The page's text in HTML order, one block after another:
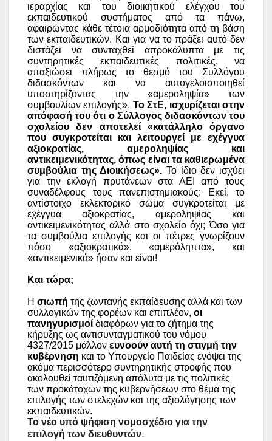
ιεραρχίας και του διοικητικού ελέγχου του
εκπαιδευτικού συστήματος από τα πάνω,
αφαιρώντας κάθε τέτοια αρμοδιότητα από τη βάση
των εκπαιδευτικών. Και για να το πράξει αυτό δεν
διστάζει να συνταχθεί απροκάλυπτα με τις
συντηρητικές εκπαιδευτικές πολιτικές, να
απαξιώσει πλήρως το θεσμό του Συλλόγου
διδασκόντων και να αυτογελοιοποιηθεί
υποστηρίζοντας την «αμεροληψία» των
συμβουλίων επιλογής». Το ΣτΕ, ισχυρίζεται στην
απόφασή του ότι ο Σύλλογος διδασκόντων του
σχολείου δεν αποτελεί «κατάλληλο όργανο
που συγκροτείται και λειτουργεί με εχέγγυα
αξιοκρατίας, αμεροληψίας και
αντικειμενικότητας, όπως είναι τα καθιερωμένα
συμβούλια της Διοικήσεως». Το ίδιο δεν ισχύει
για την εκλογή πρυτάνεων στα ΑΕΙ από τους
συναδέλφους τους πανεπιστημιακούς; Εκεί, το
αντίστοιχο εκλεκτορικό σώμα συγκροτείται με
εχέγγυα αξιοκρατίας, αμεροληψίας και
αντικειμενικότητας αλλά στο σχολείο όχι; Όσο για
τα συμβούλια επιλογής και οι πέτρες γνωρίζουν
πόσο «αξιοκρατικά», «αμερόληπτα», και
«αντικειμενικά» ήσαν και είναι!
Και τώρα;
Η σιωπή της ζωντανής εκπαίδευσης αλλά και των
συλλογικών της φορέων και επιπλέον, οι
πανηγυρισμοί διαφόρων για το ζήτημα της
κήρυξης ως αντισυνταγματικού του νόμου
4327/2015 μάλλον ευνοούν αυτή τη στιγμή την
κυβέρνηση και το Υπουργείο Παιδείας ενόψει της
ακόμα περισσότερο συντηρητικής στροφής που
ακολουθεί ταυτιζόμενη απόλυτα με τις πολιτικές
των προκάτοχών της κυβερνήσεων στο θέμα της
επιλογής των στελεχών και της αξιολόγησης των
εκπαιδευτικών.
Το νέο υπό ψήφιση νομοσχέδιο για την
επιλογή των διευθυντών.